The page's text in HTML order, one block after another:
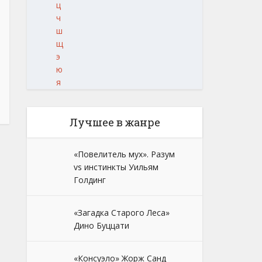
ц
ч
ш
щ
э
ю
я
Лучшее в жанре
«Повелитель мух». Разум
vs инстинкты Уильям
Голдинг
«Загадка Старого Леса»
Дино Буццати
«Консуэло» Жорж Санд